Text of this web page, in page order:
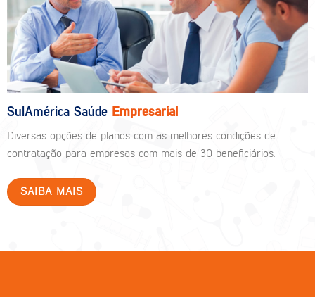
SulAmérica Saúde Empresarial
Diversas opções de planos com as melhores condições de
contratação para empresas com mais de 30 beneficiários.
SAIBA MAIS